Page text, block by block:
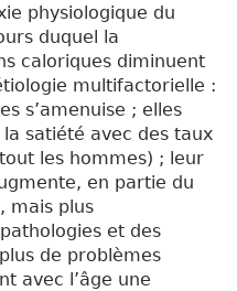
physiologique du
duquel la
caloriques diminuent
multifactorielle :
s’amenuise ; elles
satiété avec des taux
les hommes) ; leur
en partie du
mais plus
et des
de problèmes
avec l’âge une